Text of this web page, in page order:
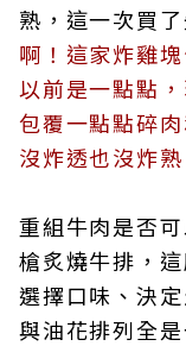
熟，這一次買
啊！這家炸雞
以前是一點點
包覆一點點碎
沒炸透也沒炸熟
重組牛肉是否
槍炙燒牛排，
選擇口味、決
與油花排列全